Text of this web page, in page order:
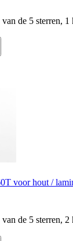
de 5 sterren,
voor hout /
de 5 sterren,